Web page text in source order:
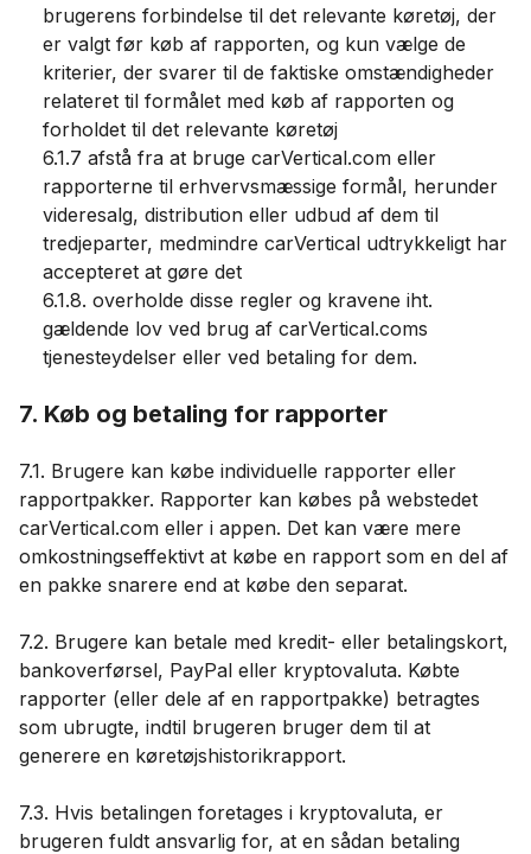
brugerens forbindelse til det relevante køretøj, der
er valgt før køb af rapporten, og kun vælge de
kriterier, der svarer til de faktiske omstændigheder
relateret til formålet med køb af rapporten og
forholdet til det relevante køretøj
6.1.7 afstå fra at bruge carVertical.com eller
rapporterne til erhvervsmæssige formål, herunder
videresalg, distribution eller udbud af dem til
tredjeparter, medmindre carVertical udtrykkeligt har
accepteret at gøre det
6.1.8. overholde disse regler og kravene iht.
gældende lov ved brug af carVertical.coms
tjenesteydelser eller ved betaling for dem.
7. Køb og betaling for rapporter
7.1. Brugere kan købe individuelle rapporter eller
rapportpakker. Rapporter kan købes på webstedet
carVertical.com eller i appen. Det kan være mere
omkostningseffektivt at købe en rapport som en del af
en pakke snarere end at købe den separat.
7.2. Brugere kan betale med kredit- eller betalingskort,
bankoverførsel, PayPal eller kryptovaluta. Købte
rapporter (eller dele af en rapportpakke) betragtes
som ubrugte, indtil brugeren bruger dem til at
generere en køretøjshistorikrapport.
7.3. Hvis betalingen foretages i kryptovaluta, er
brugeren fuldt ansvarlig for, at en sådan betaling